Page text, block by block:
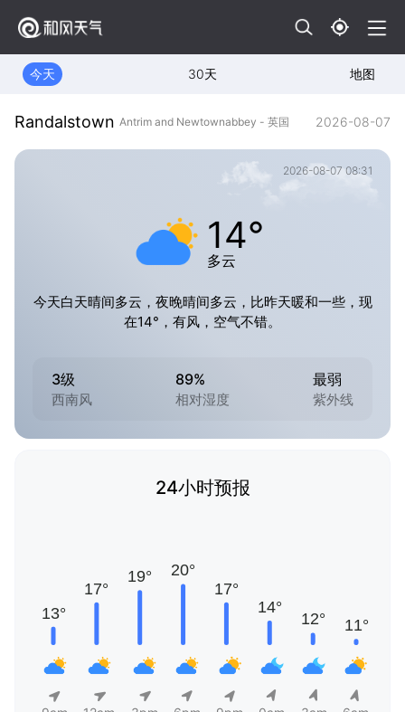
今天 30天 地图
Randalstown Antrim and Newtownabbey - 英国 2026-08-07
2026-08-07 08:31
14°
多云
今天白天晴间多云，夜晚晴间多云，比昨天暖和一些，现
在14°，有风，空气不错。
3级
西南风
89%
相对湿度
最弱
紫外线
24小时预报